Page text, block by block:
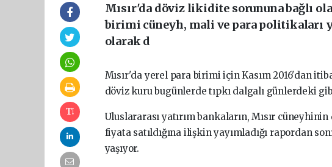
Mısır'da döviz likidite sorununa bağlı
birimi cüneyh, mali ve para
olarak d
Mısır'da yerel para birimi için Kasım 2016'dan
döviz kuru bugünlerde tıpkı dalgalı günlerdeki
Uluslararası yatırım bankaların, Mısır
fiyata satıldığına ilişkin yayımladığı rapordan
yaşıyor.